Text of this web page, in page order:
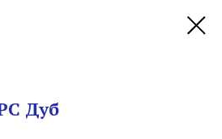
Дуб